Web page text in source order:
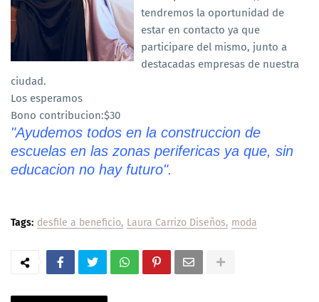
tendremos la oportunidad de
estar en contacto ya que
participare del mismo, junto a
destacadas empresas de nuestra
ciudad.
Los esperamos
Bono contribucion:$30
"Ayudemos todos en la construccion de
escuelas en las zonas perifericas ya que, sin
educacion no hay futuro".
Tags: desfile a beneficio Laura Carrizo Diseños moda